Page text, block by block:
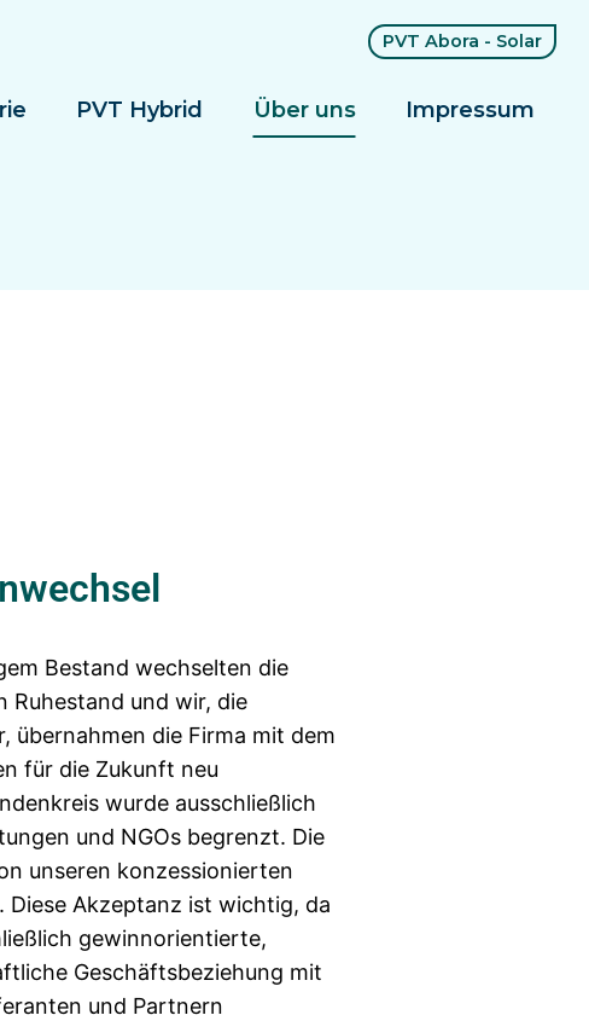
PVT Abora - Solar
PVT Hybrid Über uns Impressum
Bestand wechselten die
Ruhestand und wir, die
übernahmen die Firma mit dem
für die Zukunft neu
wurde ausschließlich
und NGOs begrenzt. Die
unseren konzessionierten
Akzeptanz ist wichtig, da
gewinnorientierte,
Geschäftsbeziehung mit
und Partnern